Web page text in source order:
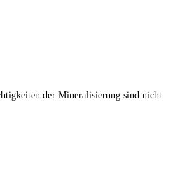
der Mineralisierung sind nicht